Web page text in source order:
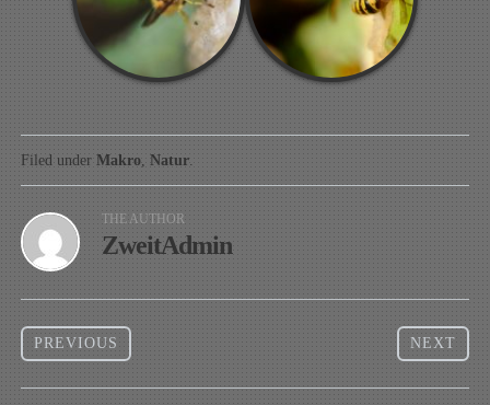
Filed under Makro, Natur.
THE AUTHOR
ZweitAdmin
PREVIOUS NEXT